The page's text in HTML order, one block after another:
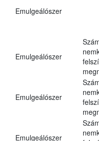
Emulgeálószer
Emulgeálószer
Emulgeálószer
Emulgeálószer